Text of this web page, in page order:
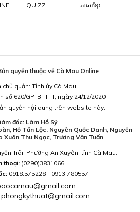
QUIZZ ភាសាខ្មែរ
quyền thuộc về Cà Mau Online
chủ quản: Tỉnh ủy Cà Mau
số 620/GP-BTTTT, ngày 24/12/2020
quyền nội dung trên website này.
đốc: Lâm Hồ Sỹ
Hồ Tấn Lộc, Nguyễn Quốc Danh, Nguyễn
Xuân Thu Ngọc, Trương Văn Tuấn
Trãi, Phường An Xuyên, tỉnh Cà Mau.
thoại: (0290)3831066
0918.575228 - 0913.780557